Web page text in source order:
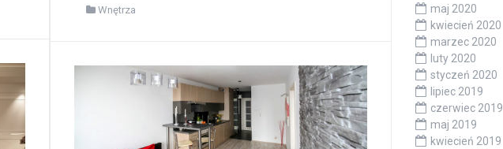
Wnętrza
maj 2020
kwiecień 2020
marzec 2020
luty 2020
styczeń 2020
lipiec 2019
czerwiec 2019
maj 2019
kwiecień 2019